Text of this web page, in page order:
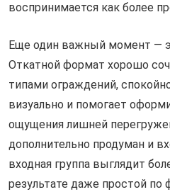
воспринимается как более
Еще один важный момент —
Откатной формат хорошо
типами ограждений,
визуально и помогает
ощущения лишней
дополнительно продуман и
входная группа выглядит
результате даже простой по